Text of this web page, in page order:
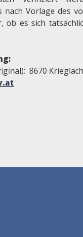
Vorlage des
ob es sich
8670